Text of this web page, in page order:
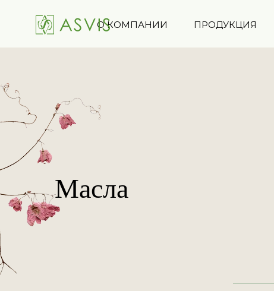
О КОМПАНИИ ПРОДУКЦИЯ
Масла